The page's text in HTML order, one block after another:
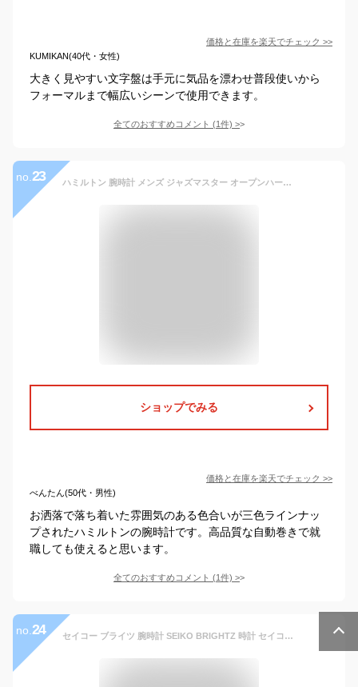
価格と在庫を楽天でチェック >>
KUMIKAN(40代・女性)
大きく見やすい文字盤は手元に気品を漂わせ普段使いから
フォーマルまで幅広いシーンで使用できます。
全てのおすすめコメント (1件) >
no. 23 ハミルトン 腕時計 メンズ ジャズマスター オープンハート 42MM 選べる3color 自動巻き 時計 ウォッチ HAMILTON Jazzmaster Open Heart Auttomatic 男性 彼氏 夫 旦那 お父さん 父の日 誕生日プレゼント
ショップでみる
価格と在庫を楽天でチェック >>
べんたん(50代・男性)
お洒落で落ち着いた雰囲気のある色合いが三色ラインナッ
プされたハミルトンの腕時計です。高品質な自動巻きで就
職しても使えると思います。
全てのおすすめコメント (1件) >
no. 24 セイコー ブライツ 腕時計 SEIKO BRIGHTZ 時計 セイコーブライツ SEIKOBRIGHTZ メンズ ブラック メタル ベルト 正規品 ソーラー 電波修正 軽い 強い 防水 シルバー シンプル プレゼント ギフト 新生活 xmas バレンタイン